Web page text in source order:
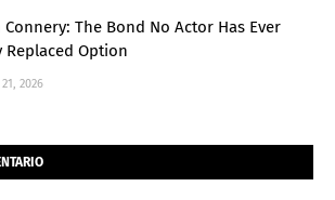
Connery: The Bond No Actor Has Ever
Replaced Option
21, 2026